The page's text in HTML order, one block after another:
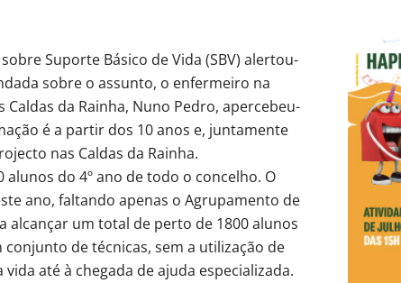
Suporte Básico de Vida (SBV) alertou-
sobre o assunto, o enfermeiro na
da Rainha, Nuno Pedro, apercebeu-
é a partir dos 10 anos e, juntamente
nas Caldas da Rainha.
do 4º ano de todo o concelho. O
ano, faltando apenas o Agrupamento de
alcançar um total de perto de 1800 alunos
de técnicas, sem a utilização de
até à chegada de ajuda especializada.